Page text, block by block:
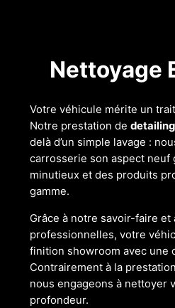
Nettoyage
Votre véhicule mérite un
Notre prestation de
delà d’un simple lavage :
carrosserie son aspect neuf
minutieux et des produits
gamme.
Grâce à notre savoir-faire et
professionnelles, votre
finition showroom avec une
Contrairement à la
nous engageons à nettoyer
profondeur.